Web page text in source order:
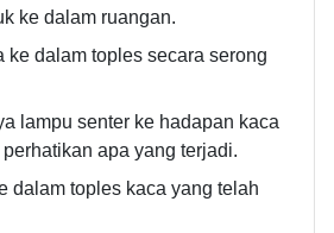
ke dalam ruangan.
ke dalam toples secara serong
lampu senter ke hadapan kaca
apa yang terjadi.
dalam toples kaca yang telah